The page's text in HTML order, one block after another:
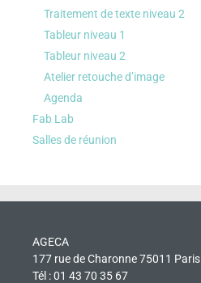
Traitement de texte niveau 2
Tableur niveau 1
Tableur niveau 2
Atelier retouche d’image
Agenda
Fab Lab
Salles de réunion
AGECA
177 rue de Charonne 75011 Paris
Tél : 01 43 70 35 67